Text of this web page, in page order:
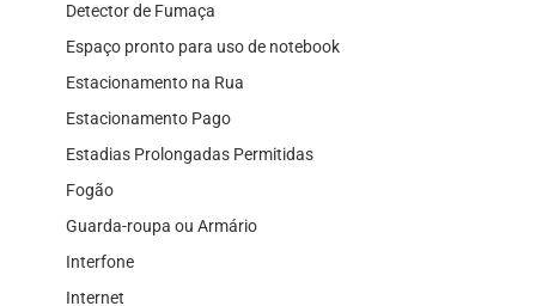
Detector de Fumaça
Espaço pronto para uso de notebook
Estacionamento na Rua
Estacionamento Pago
Estadias Prolongadas Permitidas
Fogão
Guarda-roupa ou Armário
Interfone
Internet